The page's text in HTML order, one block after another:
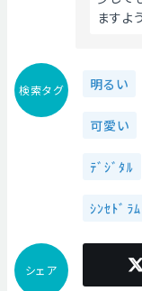
ますよ
検索タグ 明るい
可愛い
ﾃﾞｼﾞﾀﾙ
ｼﾝｾﾄﾞﾗﾑ
シェア